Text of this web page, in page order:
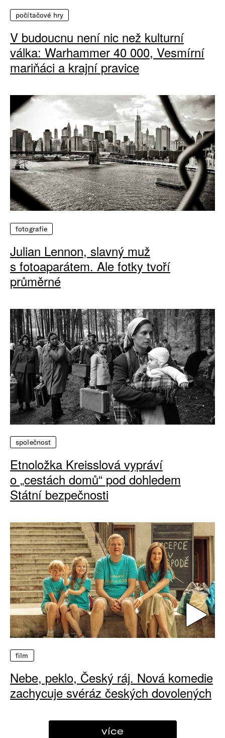
počítačové hry
V budoucnu není nic než kulturní
válka: Warhammer 40 000, Vesmírní
mariňáci a krajní pravice
fotografie
Julian Lennon, slavný muž
s fotoaparátem. Ale fotky tvoří
průměrné
společnost
Etnoložka Kreisslová vypráví
o „cestách domů“ pod dohledem
Státní bezpečnosti
film
Nebe, peklo, Český ráj. Nová komedie
zachycuje svéráz českých dovolených
více